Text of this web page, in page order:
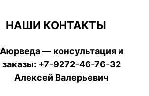
НАШИ КОНТАКТЫ
Аюрведа — консультация и
заказы: +7-9272-46-76-32
Алексей Валерьевич